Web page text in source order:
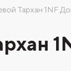
Тархан 1NF